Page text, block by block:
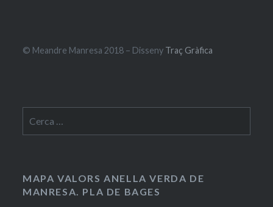
© Meandre Manresa 2018 – Disseny Traç Gràfica
MAPA VALORS ANELLA VERDA DE
MANRESA. PLA DE BAGES